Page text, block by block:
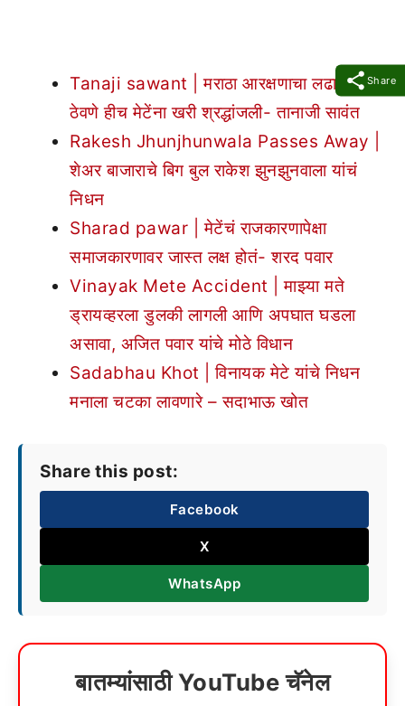
Share
Tanaji sawant | मराठा आरक्षणाचा लढा चालूच
ठेवणे हीच मेटेंना खरी श्रद्धांजली- तानाजी सावंत
Rakesh Jhunjhunwala Passes Away |
शेअर बाजाराचे बिग बुल राकेश झुनझुनवाला यांचं
निधन
Sharad pawar | मेटेंचं राजकारणापेक्षा
समाजकारणावर जास्त लक्ष होतं- शरद पवार
Vinayak Mete Accident | माझ्या मते
ड्रायव्हरला डुलकी लागली आणि अपघात घडला
असावा, अजित पवार यांचे मोठे विधान
Sadabhau Khot | विनायक मेटे यांचे निधन
मनाला चटका लावणारे – सदाभाऊ खोत
Share this post:
Facebook
X
WhatsApp
बातम्यांसाठी YouTube चॅनेल